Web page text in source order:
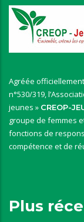
Agréée
n°530/319,
jeunes » CREOP-
groupe de femmes
fonctions de
compétence et de
Plus